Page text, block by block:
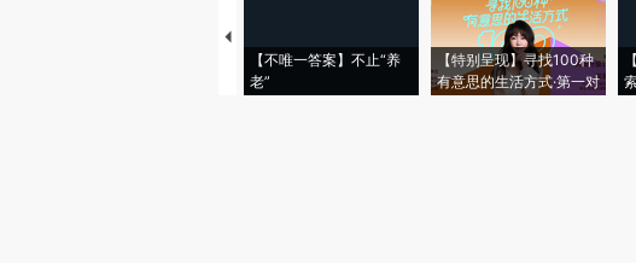
【不唯一答案】不止“养
老”
【特别呈现】寻找100种
有意思的生活方式·第一对